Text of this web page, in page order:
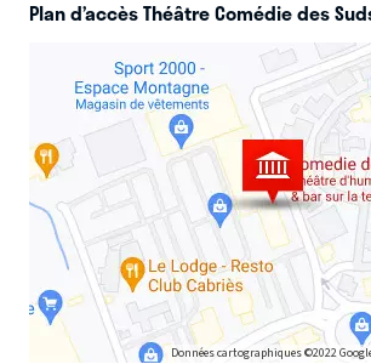
Plan d’accès Théâtre Comédie des
Données cartographiques ©2022